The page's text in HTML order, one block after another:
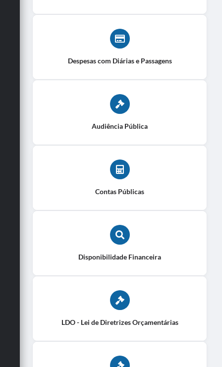
Despesas com Diárias e Passagens
Audiência Pública
Contas Públicas
Disponibilidade Financeira
LDO - Lei de Diretrizes Orçamentárias